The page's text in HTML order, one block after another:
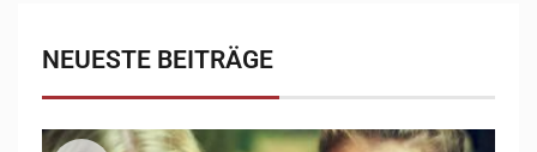
NEUESTE BEITRÄGE